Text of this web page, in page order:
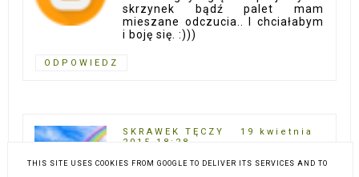
skrzynek bądź palet mam
mieszane odczucia.. I chciałabym
i boję się. :)))
ODPOWIEDZ
SKRAWEK TĘCZY
19 kwietnia
2015 18:28
Ciekawe inspiracje:)
THIS SITE USES COOKIES FROM GOOGLE TO DELIVER ITS SERVICES AND TO